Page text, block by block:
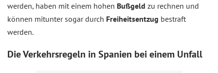
werden, haben mit einem hohen Bußgeld zu rechnen und
können mitunter sogar durch Freiheitsentzug bestraft
werden.
Die Verkehrsregeln in Spanien bei einem Unfall